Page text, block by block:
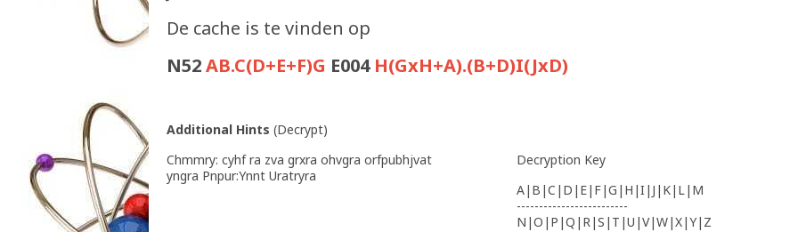
De cache is te vinden op
N52AB.C(D+E+F)G E004H(GxH+A).(B+D)I(JxD)
Additional Hints (Decrypt)
Chmmry: cyhf ra zva grxra ohvgra orfpubhjvat
yngra Pnpur:Ynnt Uratryra
Decryption Key
A|B|C|D|E|F|G|H|I|J|K|L|M
-------------------------
N|O|P|Q|R|S|T|U|V|W|X|Y|Z